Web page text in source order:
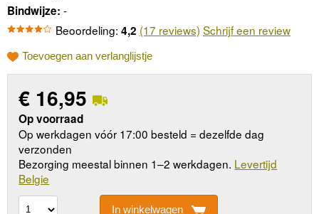
Bindwijze: -
Beoordeling: 4,2 (17 reviews) Schrijf een review
Toevoegen aan verlanglijstje
€ 16,95
Op voorraad
Op werkdagen vóór 17:00 besteld = dezelfde dag
verzonden
Bezorging meestal binnen 1–2 werkdagen. Levertijd
Belgie
In winkelwagen